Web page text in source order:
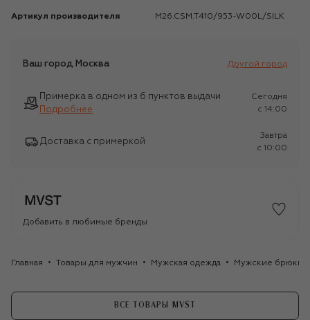
Артикул производителя M26.CSM.T410/953-W00L/SILK
Ваш город Москва Другой город
Примерка в одном из 6 пунктов выдачи
Подробнее
Сегодня
c 14:00
Доставка с примеркой
Завтра
c 10:00
Добавить в любимые бренды
Главная Товары для мужчин Мужская одежда Мужские брюки
ВСЕ ТОВАРЫ MVST